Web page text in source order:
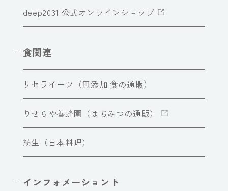
deep2031 公式オンラインショップ
食関連
リセライーツ（無添加 食の通販）
りせらや養蜂園（はちみつの通販）
紡生（日本料理）
インフォメーショント